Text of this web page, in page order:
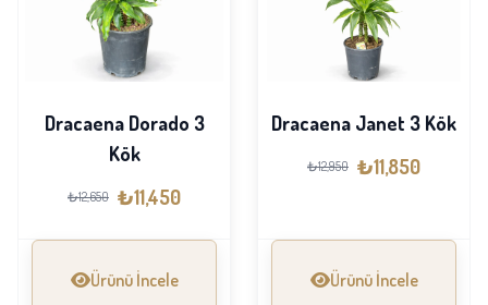
Dracaena Dorado 3
Kök
₺12,650 ₺11,450
Ürünü İncele
Dracaena Janet 3 Kök
₺12,950 ₺11,850
Ürünü İncele